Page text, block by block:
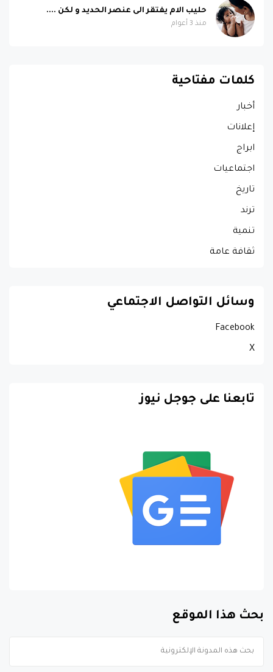
حليب الام يفتقر الى عنصر الحديد و لكن ....
منذ 3 أعوام
كلمات مفتاحية
أخبار
إعلانات
ابراج
اجتماعيات
تاريخ
ترند
تنمية
ثقافة عامة
وسائل التواصل الاجتماعي
Facebook
X
تابعنا على جوجل نيوز
بحث هذا الموقع